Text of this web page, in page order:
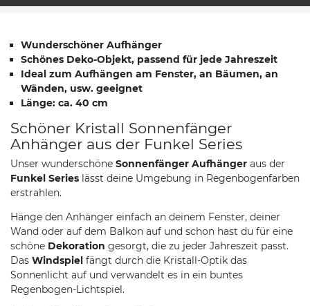
Wunderschöner Aufhänger
Schönes Deko-Objekt, passend für jede Jahreszeit
Ideal zum Aufhängen am Fenster, an Bäumen, an
Wänden, usw. geeignet
Länge: ca. 40 cm
Schöner Kristall Sonnenfänger
Anhänger aus der Funkel Series
Unser wunderschöne Sonnenfänger Aufhänger aus der
Funkel Series lässt deine Umgebung in Regenbogenfarben
erstrahlen.
Hänge den Anhänger einfach an deinem Fenster, deiner
Wand oder auf dem Balkon auf und schon hast du für eine
schöne Dekoration gesorgt, die zu jeder Jahreszeit passt.
Das Windspiel fängt durch die Kristall-Optik das
Sonnenlicht auf und verwandelt es in ein buntes
Regenbogen-Lichtspiel.